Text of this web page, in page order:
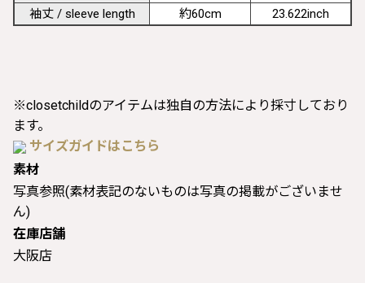
袖丈 / sleeve length
約60cm 23.622inch
※closetchildのアイテムは独自の方法により採寸しており
ます。
サイズガイドはこちら
素材
写真参照(素材表記のないものは写真の掲載がございませ
ん)
在庫店舗
大阪店